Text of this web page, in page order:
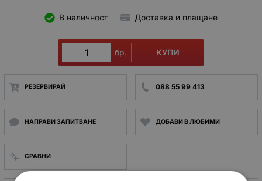
В наличност Доставка и плащане
бр. КУПИ
РЕЗЕРВИРАЙ 088 55 99 413
НАПРАВИ ЗАПИТВАНЕ ДОБАВИ В ЛЮБИМИ
СРАВНИ